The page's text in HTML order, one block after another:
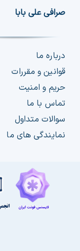
صرافی علی بابا
درباره ما
قوانین و مقررات
حریم و امنیت
تماس با ما
سوالات متداول
نمایندگی های ما